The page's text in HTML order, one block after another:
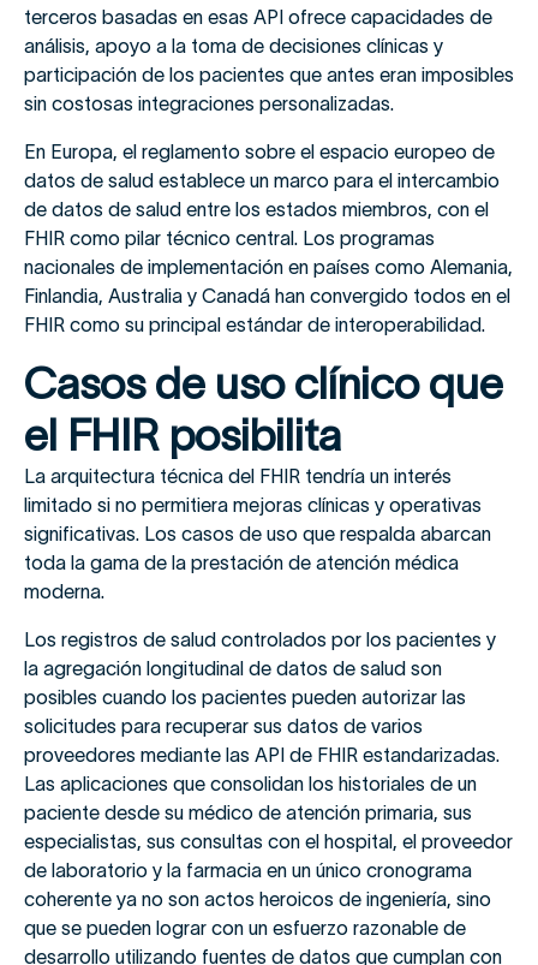
terceros basadas en esas API ofrece capacidades de
análisis, apoyo a la toma de decisiones clínicas y
participación de los pacientes que antes eran imposibles
sin costosas integraciones personalizadas.
En Europa, el reglamento sobre el espacio europeo de
datos de salud establece un marco para el intercambio
de datos de salud entre los estados miembros, con el
FHIR como pilar técnico central. Los programas
nacionales de implementación en países como Alemania,
Finlandia, Australia y Canadá han convergido todos en el
FHIR como su principal estándar de interoperabilidad.
Casos de uso clínico que
el FHIR posibilita
La arquitectura técnica del FHIR tendría un interés
limitado si no permitiera mejoras clínicas y operativas
significativas. Los casos de uso que respalda abarcan
toda la gama de la prestación de atención médica
moderna.
Los registros de salud controlados por los pacientes y
la agregación longitudinal de datos de salud son
posibles cuando los pacientes pueden autorizar las
solicitudes para recuperar sus datos de varios
proveedores mediante las API de FHIR estandarizadas.
Las aplicaciones que consolidan los historiales de un
paciente desde su médico de atención primaria, sus
especialistas, sus consultas con el hospital, el proveedor
de laboratorio y la farmacia en un único cronograma
coherente ya no son actos heroicos de ingeniería, sino
que se pueden lograr con un esfuerzo razonable de
desarrollo utilizando fuentes de datos que cumplan con